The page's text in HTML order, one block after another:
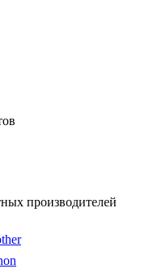
производителей